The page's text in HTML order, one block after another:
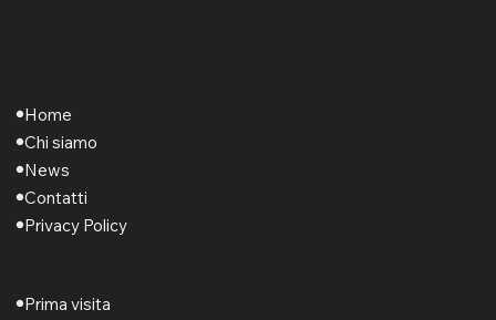
Home
Chi siamo
News
Contatti
Privacy Policy
Prima visita